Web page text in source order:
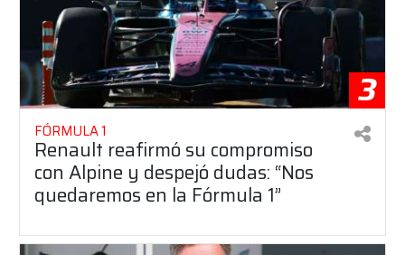
3
FÓRMULA 1
Renault reafirmó su compromiso
con Alpine y despejó dudas: “Nos
quedaremos en la Fórmula 1”